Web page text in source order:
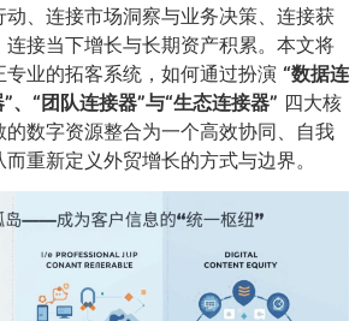
、连接市场洞察与业务决策、连接获
接当下增长与长期资产积累。本文将
专业的拓客系统，如何通过扮演 ​“数据连
、“团队连接器”与“生态连接器”​ 四大核
数字资源整合为一个高效协同、自我
重新定义外贸增长的方式与边界。